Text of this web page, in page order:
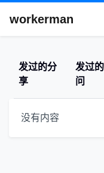
workerman
发过的分
享
发过
问
没有内容